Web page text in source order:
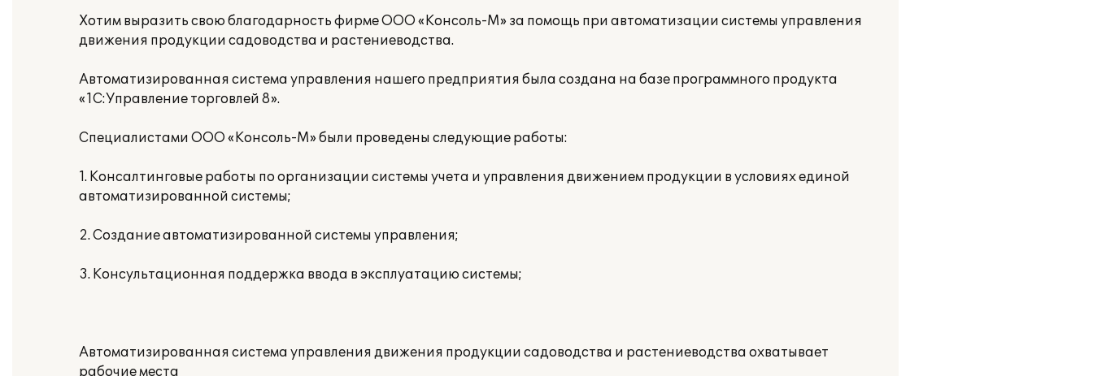
Хотим выразить свою благодарность фирме ООО «Консоль-М» за помощь при автоматизации системы управления
движения продукции садоводства и растениеводства.
Автоматизированная система управления нашего предприятия была создана на базе программного продукта
«1С:Управление торговлей 8».
Специалистами ООО «Консоль-М» были проведены следующие работы:
1. Консалтинговые работы по организации системы учета и управления движением продукции в условиях единой
автоматизированной системы;
2. Создание автоматизированной системы управления;
3. Консультационная поддержка ввода в эксплуатацию системы;
Автоматизированная система управления движения продукции садоводства и растениеводства охватывает
рабочие места